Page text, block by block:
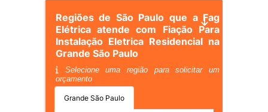
Regiões de São Paulo que a Fag
Elétrica atende com Fiação Para
Instalação Eletrica Residencial na
Grande São Paulo
Selecione uma região para solicitar um
orçamento
Grande São Paulo